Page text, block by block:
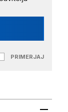
PRIMERJAJ